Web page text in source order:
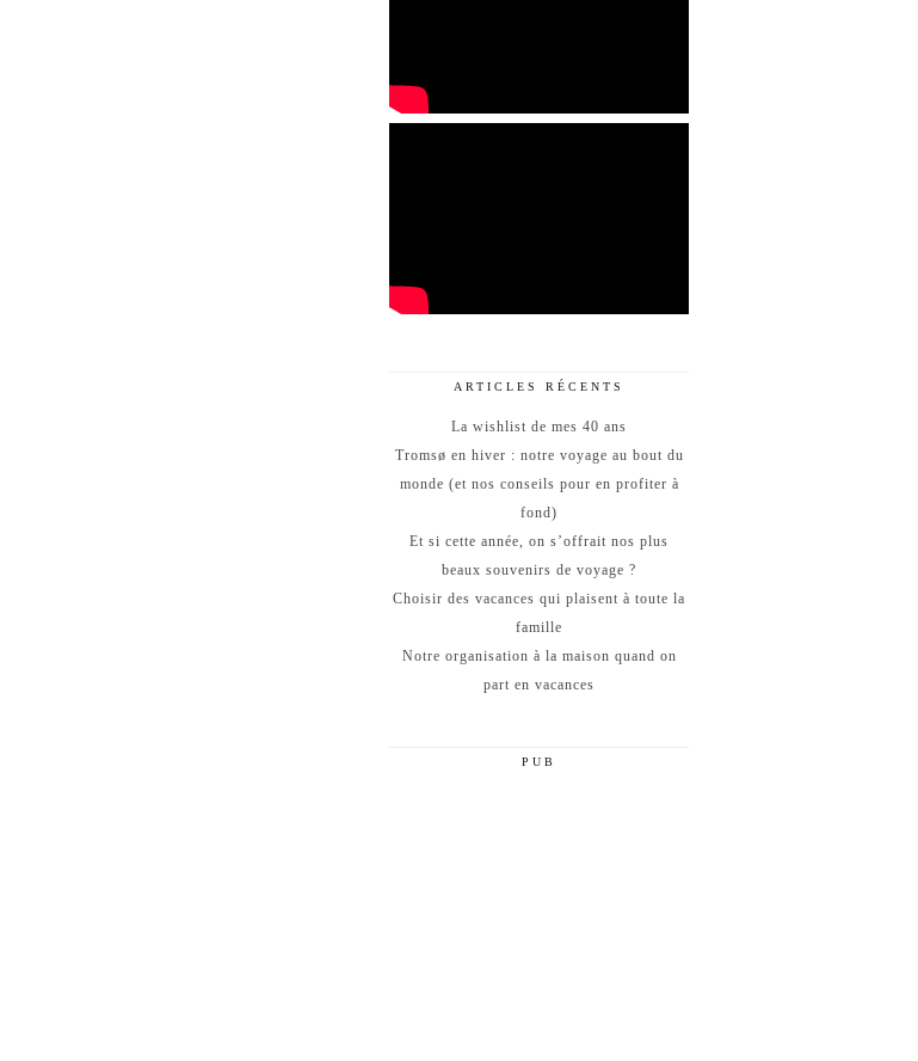
ARTICLES RÉCENTS
La wishlist de mes 40 ans
Tromsø en hiver : notre voyage au bout du
monde (et nos conseils pour en profiter à
fond)
Et si cette année, on s’offrait nos plus
beaux souvenirs de voyage ?
Choisir des vacances qui plaisent à toute la
famille
Notre organisation à la maison quand on
part en vacances
PUB